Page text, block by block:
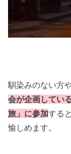
馴染みのない方
会が企画してい
旅」に参加する
愉しめます。